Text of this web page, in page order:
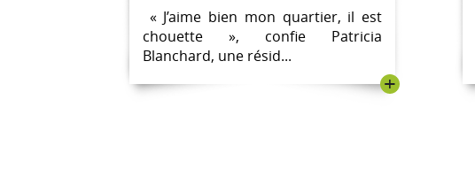
« J’aime bien mon quartier, il est
chouette », confie Patricia
Blanchard, une résid...
+